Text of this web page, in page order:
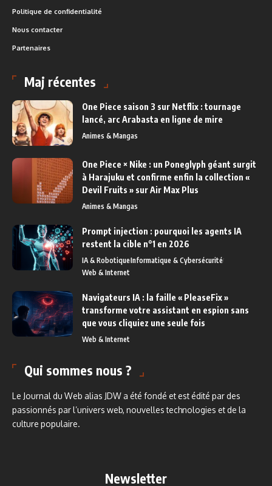
Politique de confidentialité
Nous contacter
Partenaires
Maj récentes
One Piece saison 3 sur Netflix : tournage
lancé, arc Arabasta en ligne de mire
Animes & Mangas
One Piece × Nike : un Poneglyph géant surgit
à Harajuku et confirme enfin la collection «
Devil Fruits » sur Air Max Plus
Animes & Mangas
Prompt injection : pourquoi les agents IA
restent la cible n°1 en 2026
IA & RobotiqueInformatique & Cybersécurité
Web & Internet
Navigateurs IA : la faille « PleaseFix »
transforme votre assistant en espion sans
que vous cliquiez une seule fois
Web & Internet
Qui sommes nous ?
Le Journal du Web alias JDW a été fondé et est édité par des
passionnés par l’univers web, nouvelles technologies et de la
culture populaire.
Newsletter